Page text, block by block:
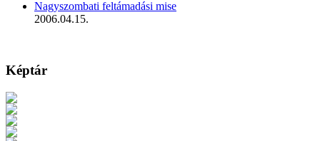
Nagyszombati feltámadási mise
2006.04.15.
Képtár